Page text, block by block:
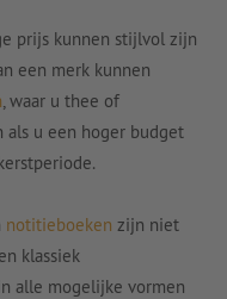
prijs kunnen stijlvol zijn
een merk kunnen
, waar u thee of
u een hoger budget
notitieboeken zijn niet
klassiek
alle mogelijke vormen